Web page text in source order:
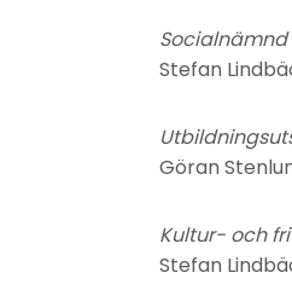
Socialnämnd
Stefan
Göran
Kultur- och
Stefan